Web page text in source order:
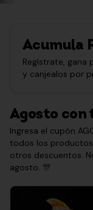
Acumula
Regístrate, gana
y canjealos por
Agosto con
Ingresa el cupón
todos los
otros descuentos.
agosto. 🎊